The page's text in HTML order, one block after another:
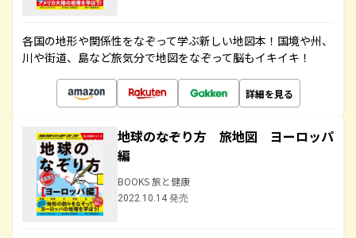
各国の地形や関係性をなぞって学ぶ新しい地図本！国境や州、
川や街道、島など旅気分で地図をなぞって脳もイキイキ！
詳細を見る
地球のなぞり方 旅地図 ヨーロッパ
編
BOOKS 旅と健康
2022.10.14 発売